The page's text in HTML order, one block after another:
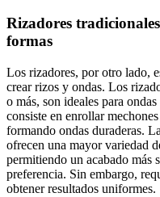
Rizadores
formas
Los rizadores, por otro lado,
crear rizos y ondas. Los
o más, son ideales para
consiste en enrollar
formando ondas duraderas.
ofrecen una mayor variedad
permitiendo un acabado más
preferencia. Sin embargo,
obtener resultados uniformes.